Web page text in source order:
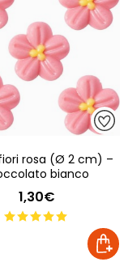
rosa (Ø 2 cm) –
bianco
1,30€